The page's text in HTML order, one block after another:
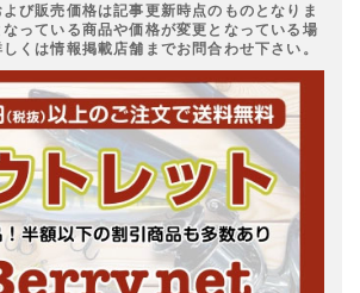
び販売価格は記事更新時点のものとなりま
っている商品や価格が変更となっている場
くは情報掲載店舗までお問合わせ下さい。